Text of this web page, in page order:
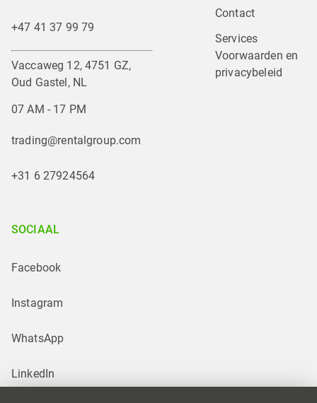
+47 41 37 99 79
Vaccaweg 12, 4751 GZ,
Oud Gastel, NL
07 AM - 17 PM
trading@rentalgroup.com
+31 6 27924564
Contact
Services
Voorwaarden en
privacybeleid
SOCIAAL
Facebook
Instagram
WhatsApp
LinkedIn